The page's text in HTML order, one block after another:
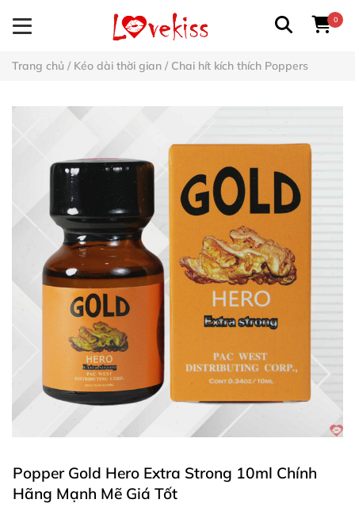
0
Trang chủ / Kéo dài thời gian / Chai hít kích thích Poppers
Popper Gold Hero Extra Strong 10ml Chính
Hãng Mạnh Mẽ Giá Tốt